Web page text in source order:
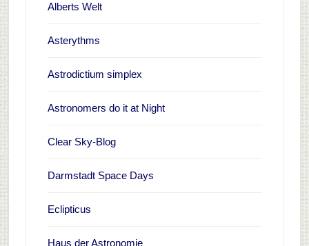
Alberts Welt
Asterythms
Astrodictium simplex
Astronomers do it at Night
Clear Sky-Blog
Darmstadt Space Days
Eclipticus
Haus der Astronomie